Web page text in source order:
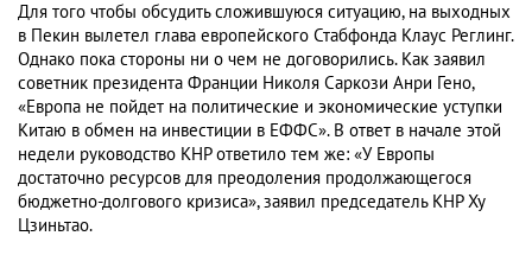
Для того чтобы обсудить сложившуюся ситуацию, на выходных
в Пекин вылетел глава европейского Стабфонда Клаус Реглинг.
Однако пока стороны ни о чем не договорились. Как заявил
советник президента Франции Николя Саркози Анри Гено,
«Европа не пойдет на политические и экономические уступки
Китаю в обмен на инвестиции в ЕФФС». В ответ в начале этой
недели руководство КНР ответило тем же: «У Европы
достаточно ресурсов для преодоления продолжающегося
бюджетно-долгового кризиса», заявил председатель КНР Ху
Цзиньтао.